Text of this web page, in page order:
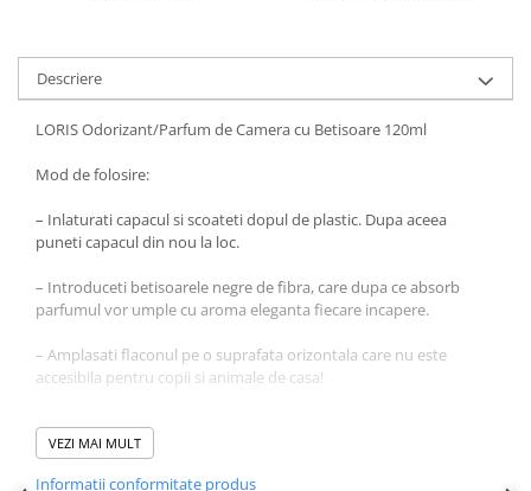
Descriere
LORIS Odorizant/Parfum de Camera cu Betisoare 120ml
Mod de folosire:
– Inlaturati capacul si scoateti dopul de plastic. Dupa aceea
puneti capacul din nou la loc.
– Introduceti betisoarele negre de fibra, care dupa ce absorb
parfumul vor umple cu aroma eleganta fiecare incapere.
– Amplasati flaconul pe o suprafata orizontala care nu este
accesibila pentru copii si animale de casa!
– La amplasare va rugam sa fiti atenti ca betisoarele sau parfumul
sa nu intre in contact cu suprafete lacuite din plastic, fiindca ele
VEZI MAI MULT
Informatii conformitate produs